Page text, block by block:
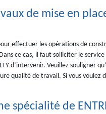
de mise en
effectuer les opérations de
ce cas, il faut solliciter le
d’intervenir. Veuillez souligner
qualité de travail. Si vous voulez
spécialité de